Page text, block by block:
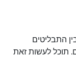
התבליטים
תוכל לעשות זאת